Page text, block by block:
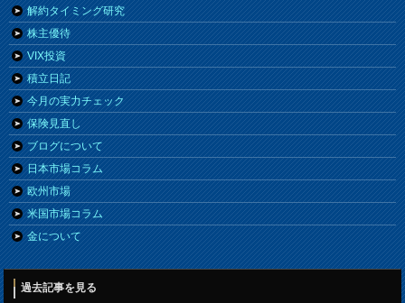
解約タイミング研究
株主優待
VIX投資
積立日記
今月の実力チェック
保険見直し
ブログについて
日本市場コラム
欧州市場
米国市場コラム
金について
過去記事を見る